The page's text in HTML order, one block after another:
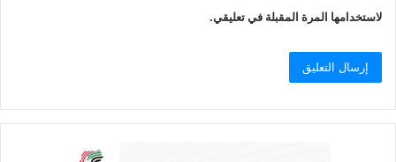
لاستخدامها المرة المقبلة في تعليقي.